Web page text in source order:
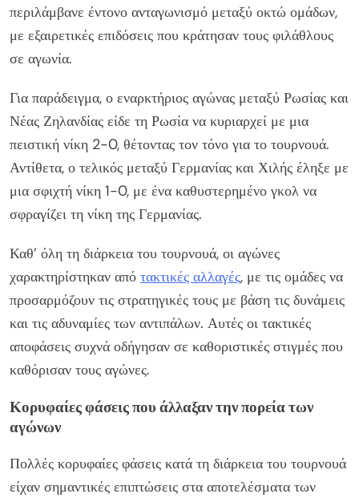
περιλάμβανε έντονο ανταγωνισμό μεταξύ οκτώ ομάδων,
με εξαιρετικές επιδόσεις που κράτησαν τους φιλάθλους
σε αγωνία.
Για παράδειγμα, ο εναρκτήριος αγώνας μεταξύ Ρωσίας και
Νέας Ζηλανδίας είδε τη Ρωσία να κυριαρχεί με μια
πειστική νίκη 2-0, θέτοντας τον τόνο για το τουρνουά.
Αντίθετα, ο τελικός μεταξύ Γερμανίας και Χιλής έληξε με
μια σφιχτή νίκη 1-0, με ένα καθυστερημένο γκολ να
σφραγίζει τη νίκη της Γερμανίας.
Καθ’ όλη τη διάρκεια του τουρνουά, οι αγώνες
χαρακτηρίστηκαν από τακτικές αλλαγές, με τις ομάδες να
προσαρμόζουν τις στρατηγικές τους με βάση τις δυνάμεις
και τις αδυναμίες των αντιπάλων. Αυτές οι τακτικές
αποφάσεις συχνά οδήγησαν σε καθοριστικές στιγμές που
καθόρισαν τους αγώνες.
Κορυφαίες φάσεις που άλλαξαν την πορεία των
αγώνων
Πολλές κορυφαίες φάσεις κατά τη διάρκεια του τουρνουά
είχαν σημαντικές επιπτώσεις στα αποτελέσματα των